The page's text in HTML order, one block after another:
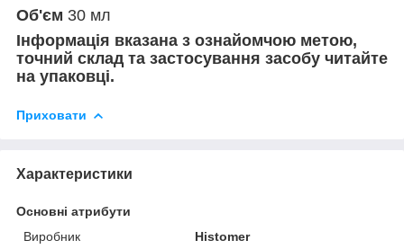
Об'єм 30 мл
Інформація вказана з ознайомчою метою,
точний склад та застосування засобу читайте
на упаковці.
Приховати
Характеристики
Основні атрибути
Виробник
Histomer